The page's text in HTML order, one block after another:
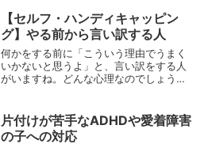
【セルフ・ハンディキャッピン
グ】やる前から言い訳する人
何かをする前に「こういう理由でうまく
いかないと思うよ」と、言い訳をする人
がいますね。どんな心理なのでしょう。
片付けが苦手なADHDや愛着障害
の子への対応